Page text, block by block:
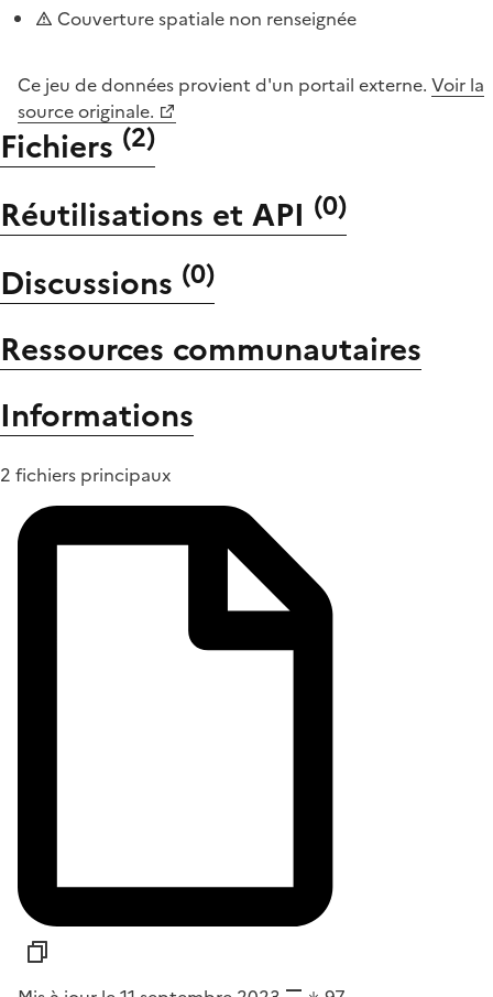
Couverture spatiale non renseignée
Ce jeu de données provient d'un portail externe. Voir la
source originale.
Fichiers (2)
Réutilisations et API (0)
Discussions (0)
Ressources communautaires
Informations
2 fichiers principaux